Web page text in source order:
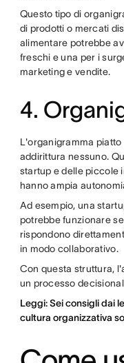
Questo tipo di
di prodotti o mercati
alimentare potrebbe
freschi e una per i
marketing e vendite.
4.
L'organigramma
addirittura nessuno.
startup e delle piccole
hanno ampia
Ad esempio, una
potrebbe funzionare
rispondono
in modo collaborativo.
Con questa struttura,
un processo
Leggi: Sei consigli dai
cultura organizzativa